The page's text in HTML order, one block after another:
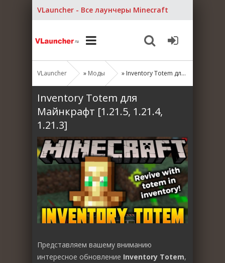
VLauncher - Все лаунчеры Minecraft
VLauncher » Моды » Inventory Totem для Майнкрафт [1.21.5, 1.21.4, 1.21.3]
Inventory Totem для
Майнкрафт [1.21.5, 1.21.4,
1.21.3]
Представляем вашему вниманию
интересное обновление Inventory Totem,